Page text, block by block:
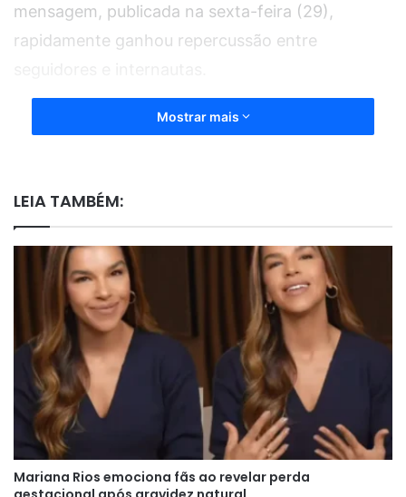
mensagem, publicada na sexta-feira (29),
rapidamente ganhou repercussão entre
Mostrar mais
LEIA TAMBÉM:
Mariana Rios emociona fãs ao revelar perda